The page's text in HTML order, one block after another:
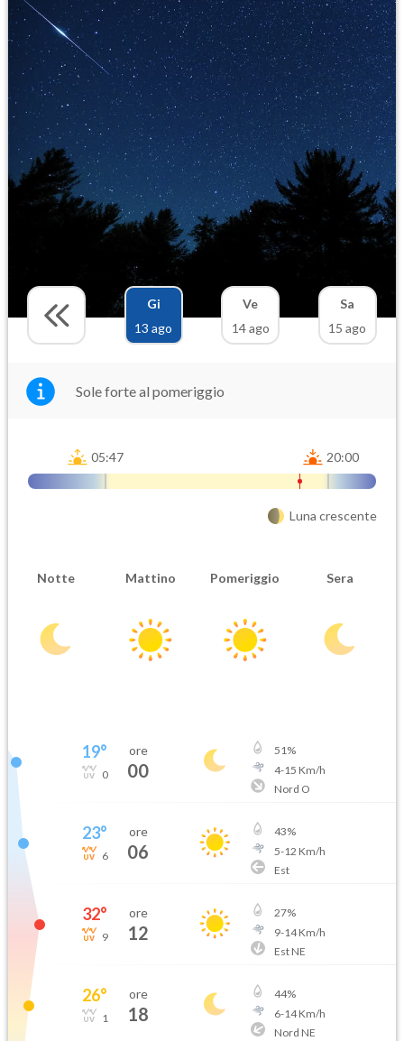
Gi
13 ago
Ve
14 ago
Sa
15 ago
Sole forte al pomeriggio
05:47 20:00
Luna crescente
Notte Mattino Pomeriggio Sera
19°
0
ore
00
51%
4-15 Km/h
Nord O
23°
6
ore
06
43%
5-12 Km/h
Est
32°
9
ore
12
27%
9-14Km/h
Est NE
26°
1
ore
18
44%
6-14Km/h
Nord NE